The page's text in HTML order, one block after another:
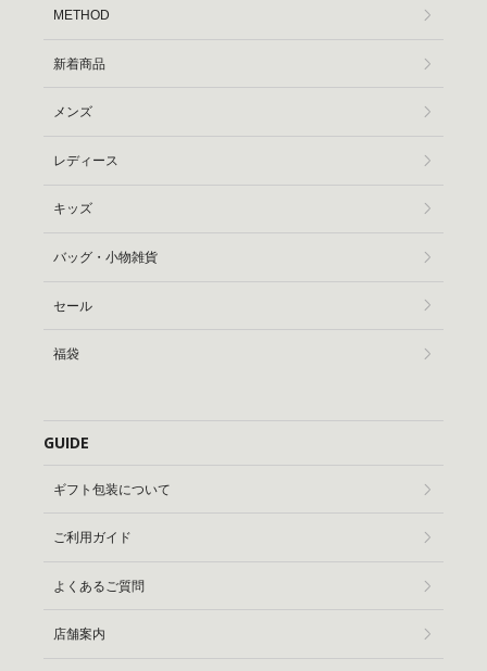
METHOD
新着商品
メンズ
レディース
キッズ
バッグ・小物雑貨
セール
福袋
GUIDE
ギフト包装について
ご利用ガイド
よくあるご質問
店舗案内